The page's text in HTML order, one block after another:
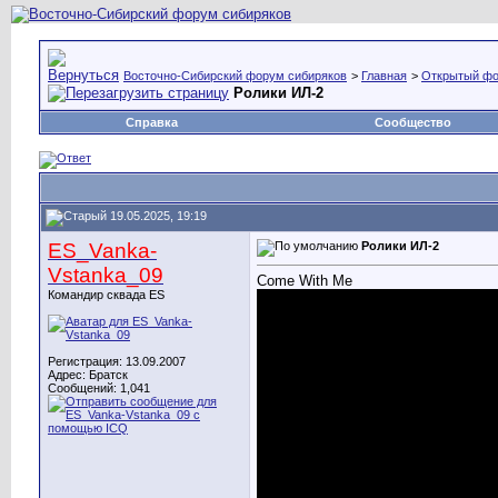
Восточно-Сибирский форум сибиряков > Главная > Открытый
Ролики ИЛ-2
Справка Сообщество
19.05.2025, 19:19
ES_Vanka-
Vstanka_09
Командир сквада ES
Регистрация: 13.09.2007
Адрес: Братск
Сообщений: 1,041
Ролики ИЛ-2
Come With Me